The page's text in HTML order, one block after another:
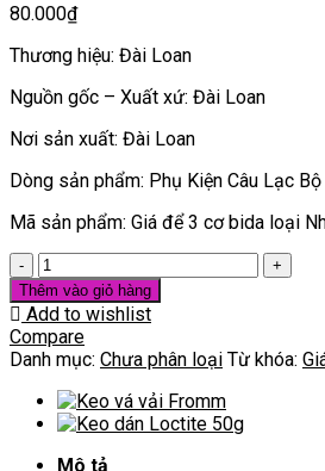
80.000₫
Thương hiệu: Đài Loan
Nguồn gốc – Xuất xứ: Đài Loan
Nơi sản xuất: Đài Loan
Dòng sản phẩm: Phụ Kiện Câu Lạc
Mã sản phẩm: Giá để 3 cơ bida loại
[Phụ
Kiện
Câu
Lạc
Bộ
–
Giá
Thêm vào giỏ hàng
Add to wishlist
Compare
Danh mục: Chưa phân loại Từ khóa:
Mô tả